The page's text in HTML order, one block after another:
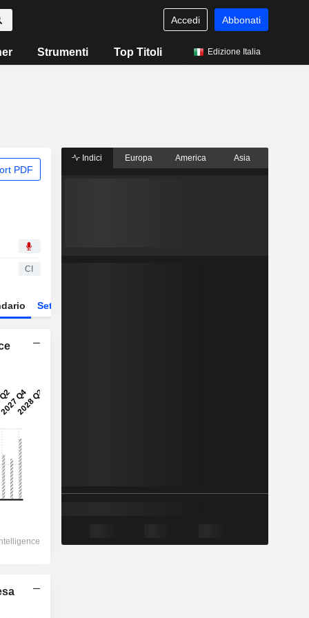
Accedi Abbonati
Strumenti Top Titoli Edizione Italia
PDF
CI
Settore
Indici Europa America Asia